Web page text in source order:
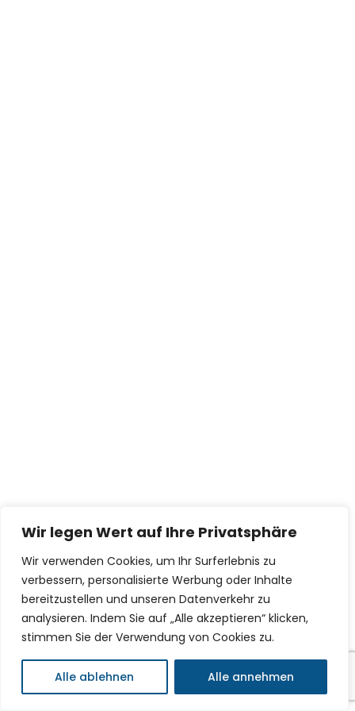
Wir legen Wert auf Ihre Privatsphäre
Wir verwenden Cookies, um Ihr Surferlebnis zu
verbessern, personalisierte Werbung oder Inhalte
bereitzustellen und unseren Datenverkehr zu
analysieren. Indem Sie auf „Alle akzeptieren“ klicken,
stimmen Sie der Verwendung von Cookies zu.
Alle ablehnen Alle annehmen